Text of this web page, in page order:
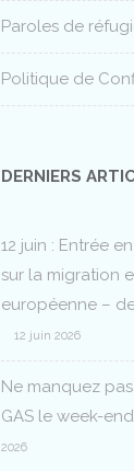
Paroles de
Politique de
DERNIERS
12 juin : Entrée
sur la migration
européenne –
12 juin 2026
Ne manquez
GAS le week-
2026